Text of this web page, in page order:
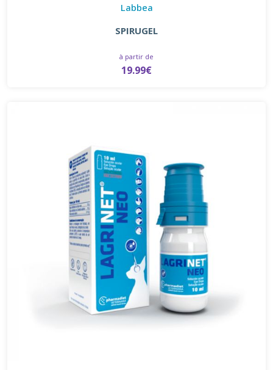
Labbea
SPIRUGEL
à partir de
19.99€